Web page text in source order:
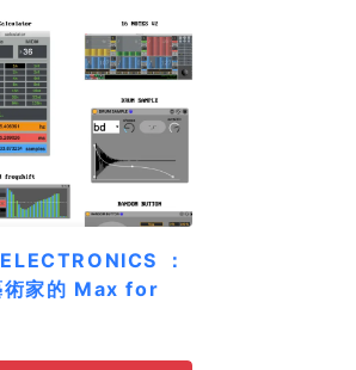
：
術家的 Max for